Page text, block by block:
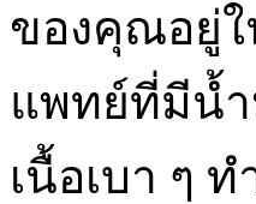
ของคุณอยู่ใ
แพทย์ที่มีน้ำ
เนื้อเบา ๆ